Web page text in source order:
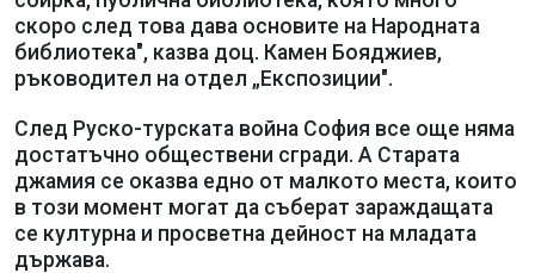
скоро след това дава основите на Народната
библиотека", казва доц. Камен Бояджиев,
ръководител на отдел „Експозиции".
След Руско-турската война София все още няма
достатъчно обществени сгради. А Старата
джамия се оказва едно от малкото места, които
в този момент могат да съберат зараждащата
се културна и просветна дейност на младата
държава.